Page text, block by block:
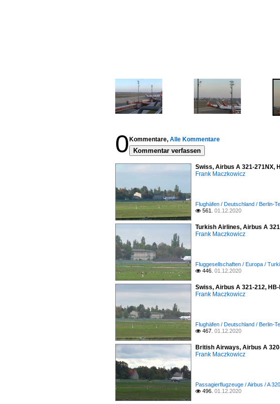
0 Kommentare, Alle Kommentare
Kommentar verfassen
Swiss, Airbus A 321-271NX,
Frank Maczkowicz
Flughäfen / Deutschland / Berlin-
 561. 01.12.2020
Turkish Airlines, Airbus A
Frank Maczkowicz
Fluggesellschaften / Europa /
 446. 01.12.2020
Swiss, Airbus A 321-212, HB-
Frank Maczkowicz
Flughäfen / Deutschland / Berlin-
 467. 01.12.2020
British Airways, Airbus A
Frank Maczkowicz
Passagierflugzeuge / Airbus / A
 496. 01.12.2020